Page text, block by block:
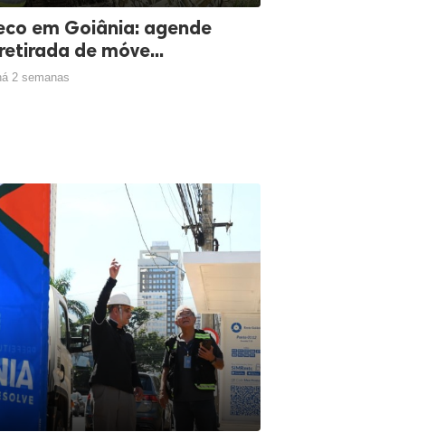
em Goiânia: agende
de móve...
2 semanas